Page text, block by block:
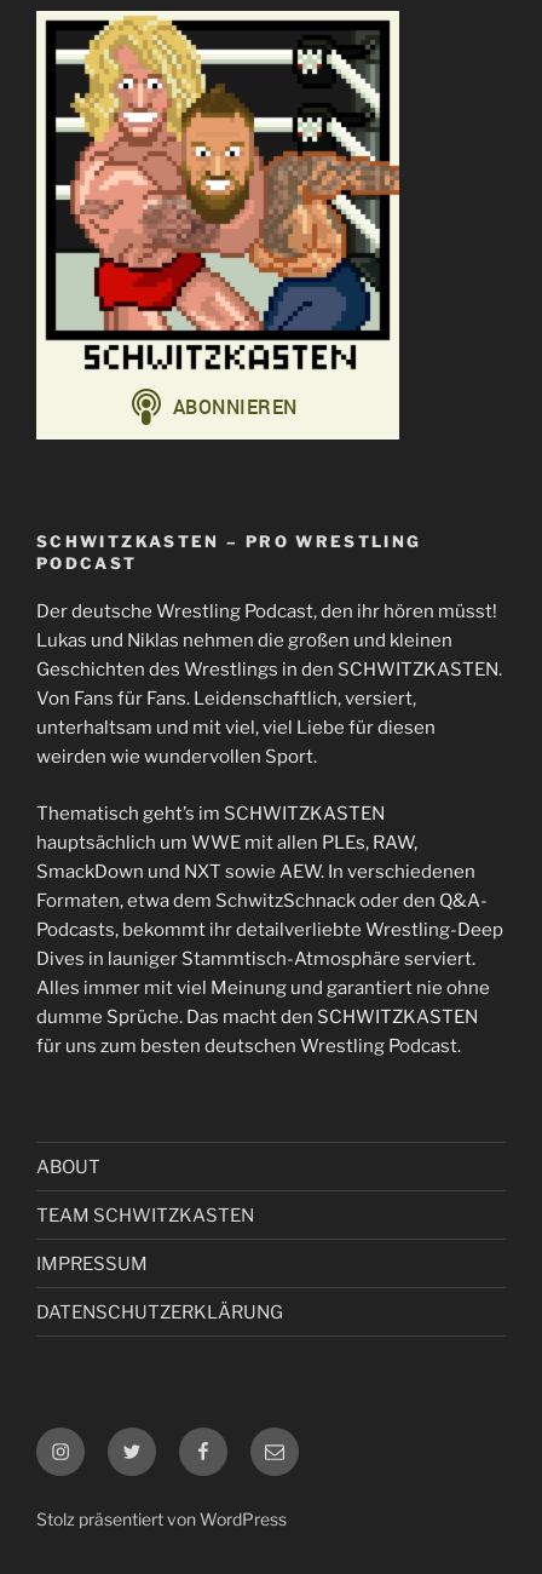
SCHWITZKASTEN – PRO WRESTLING
PODCAST
Der deutsche Wrestling Podcast, den ihr hören müsst!
Lukas und Niklas nehmen die großen und kleinen
Geschichten des Wrestlings in den SCHWITZKASTEN.
Von Fans für Fans. Leidenschaftlich, versiert,
unterhaltsam und mit viel, viel Liebe für diesen
weirden wie wundervollen Sport.
Thematisch geht’s im SCHWITZKASTEN
hauptsächlich um WWE mit allen PLEs, RAW,
SmackDown und NXT sowie AEW. In verschiedenen
Formaten, etwa dem SchwitzSchnack oder den Q&A-
Podcasts, bekommt ihr detailverliebte Wrestling-Deep
Dives in launiger Stammtisch-Atmosphäre serviert.
Alles immer mit viel Meinung und garantiert nie ohne
dumme Sprüche. Das macht den SCHWITZKASTEN
für uns zum besten deutschen Wrestling Podcast.
ABOUT
TEAM SCHWITZKASTEN
IMPRESSUM
DATENSCHUTZERKLÄRUNG
InstagramTwitter Facebook
E-
Mail
Stolz präsentiert von WordPress